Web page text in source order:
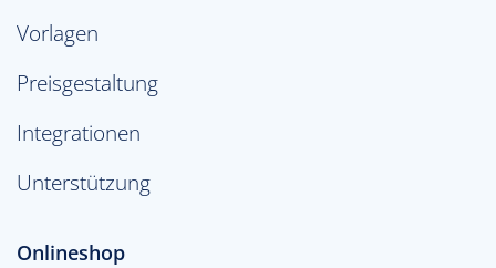
Vorlagen
Preisgestaltung
Integrationen
Unterstützung
Onlineshop